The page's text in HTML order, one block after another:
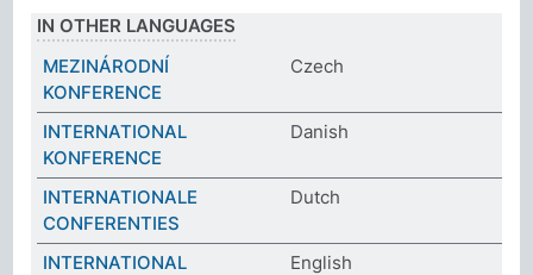
IN OTHER LANGUAGES
MEZINÁRODNÍ
KONFERENCE
Czech
INTERNATIONAL
KONFERENCE
Danish
INTERNATIONALE
CONFERENTIES
Dutch
INTERNATIONAL
English